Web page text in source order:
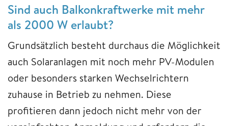
Sind auch Balkonkraftwerke mit mehr
als 2000 W erlaubt?
Grundsätzlich besteht durchaus die Möglichkeit
auch Solaranlagen mit noch mehr PV-Modulen
oder besonders starken Wechselrichtern
zuhause in Betrieb zu nehmen. Diese
profitieren dann jedoch nicht mehr von der